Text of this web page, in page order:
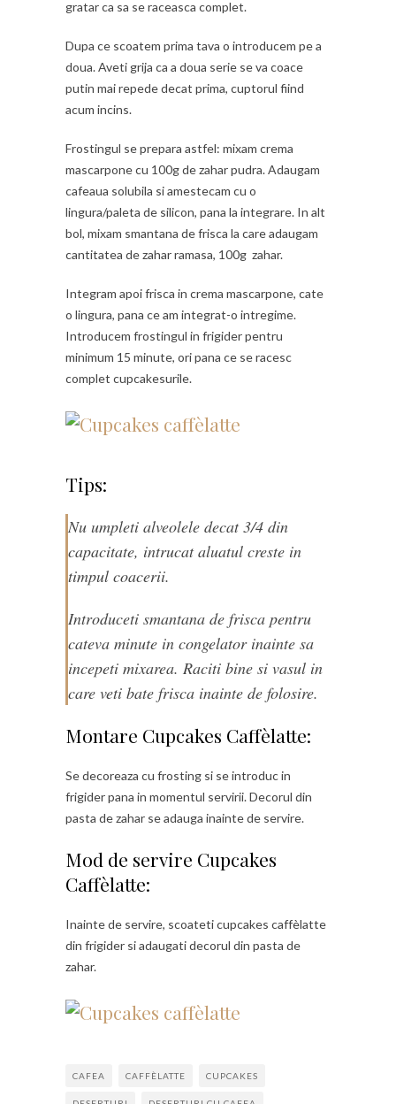
gratar ca sa se raceasca complet.
Dupa ce scoatem prima tava o introducem pe a
doua. Aveti grija ca a doua serie se va coace
putin mai repede decat prima, cuptorul fiind
acum incins.
Frostingul se prepara astfel: mixam crema
mascarpone cu 100g de zahar pudra. Adaugam
cafeaua solubila si amestecam cu o
lingura/paleta de silicon, pana la integrare. In alt
bol, mixam smantana de frisca la care adaugam
cantitatea de zahar ramasa, 100g zahar.
Integram apoi frisca in crema mascarpone, cate
o lingura, pana ce am integrat-o intregime.
Introducem frostingul in frigider pentru
minimum 15 minute, ori pana ce se racesc
complet cupcakesurile.
Tips:
Nu umpleti alveolele decat 3/4 din
capacitate, intrucat aluatul creste in
timpul coacerii.
Introduceti smantana de frisca pentru
cateva minute in congelator inainte sa
incepeti mixarea. Raciti bine si vasul in
care veti bate frisca inainte de folosire.
Montare Cupcakes Caffèlatte:
Se decoreaza cu frosting si se introduc in
frigider pana in momentul servirii. Decorul din
pasta de zahar se adauga inainte de servire.
Mod de servire Cupcakes
Caffèlatte:
Inainte de servire, scoateti cupcakes caffèlatte
din frigider si adaugati decorul din pasta de
zahar.
CAFEA CAFFÈLATTE CUPCAKES